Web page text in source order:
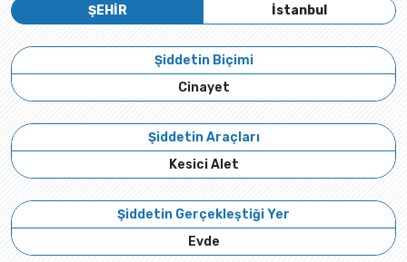
İstanbul
ŞEHİR
Şiddetin Biçimi
Cinayet
Şiddetin Araçları
Kesici Alet
Şiddetin Gerçekleştiği Yer
Evde